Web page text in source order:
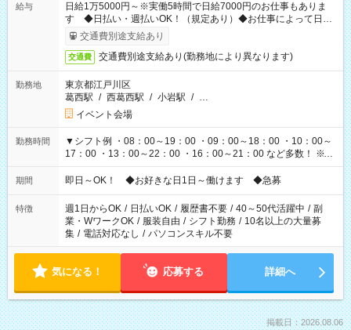
給与
日給1万5000円～※実働5時間で日給7000円のお仕事もありま
す ◆日払い・週払いOK！（規定あり）◆お仕事によって日給
も異なります
交通費別途支給あり
交通費 交通費別途支給あり(勤務地により異なります)
勤務地
東京都江戸川区
葛西駅 / 西葛西駅 / 小岩駅 / …
イベント会場
勤務時間
▼シフト例 ・08：00～19：00 ・09：00～18：00 ・10：00～
17：00 ・13：00～22：00 ・16：00～21：00 など多数！ ※お
仕事により勤務時間が異なります
期間 即日～OK！ ◆お好きな日1日～働けます ◆急募
特徴 週1日からOK / 日払いOK / 履歴書不要 / 40～50代活躍中 / 副
業・WワークOK / 服装自由 / シフト勤務 / 10名以上の大量募
集 / 電話対応なし / パソコンスキル不要
気になる！ 応募する 詳細へ
掲載日：2026.08.06